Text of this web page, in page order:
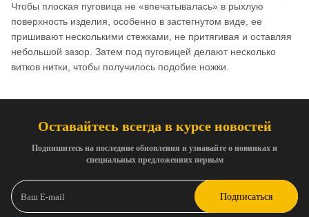
Чтобы плоская пуговица не «впечатывалась» в рыхлую
поверхность изделия, особенно в застегнутом виде, ее
пришивают несколькими стежками, не притягивая и оставляя
небольшой зазор. Затем под пуговицей делают несколько
витков нитки, чтобы получилось подобие ножки.
Оставайтесь всегда в курсе новостей
Подпишитесь на последние обновления и узнавайте о новинках и
специальных предложениях первым
Подписаться